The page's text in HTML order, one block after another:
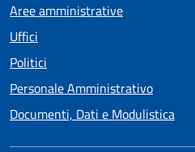
Aree amministrative
Uffici
Politici
Personale Amministrativo
Documenti, Dati e Modulistica